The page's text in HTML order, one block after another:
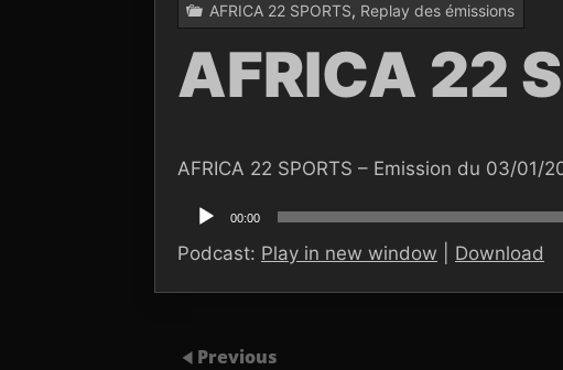
AFRICA 22 SPORTS, Replay des émissions
AFRICA 22
AFRICA 22 SPORTS – Emission du 03/01/
audio
00:00
Podcast: Play in new window Download
Previous